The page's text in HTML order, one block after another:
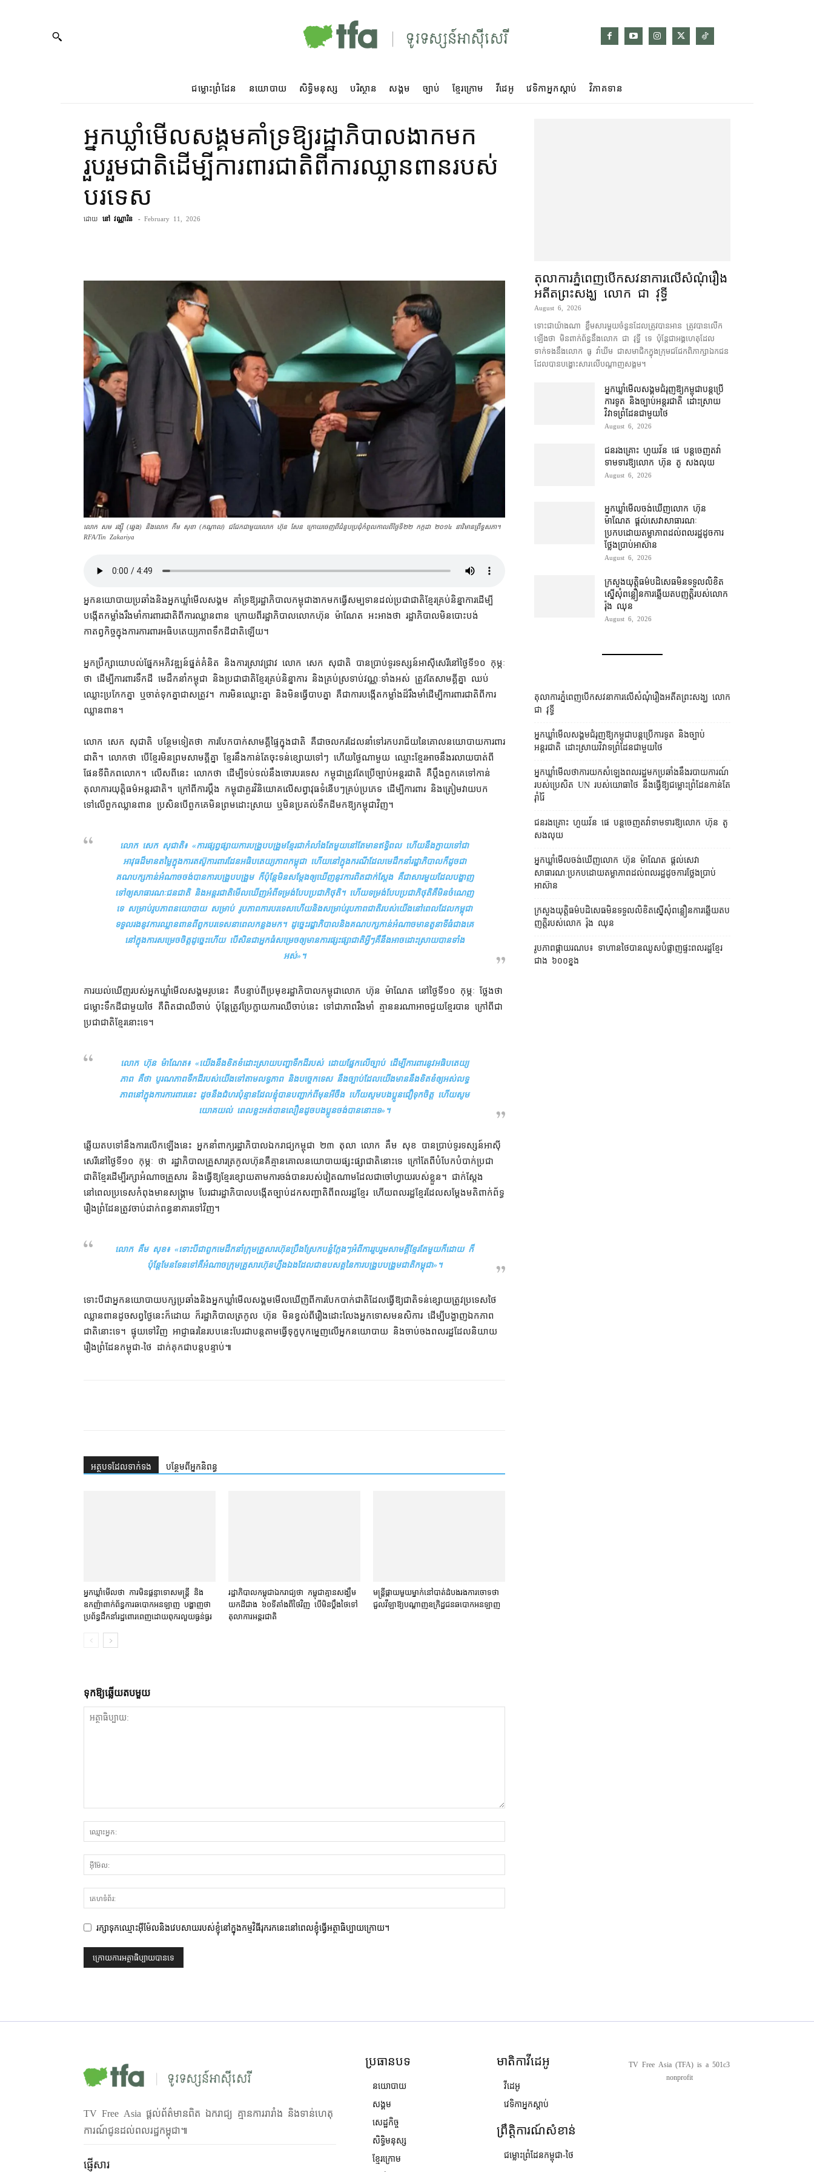
ជម្លោះព្រំដែន នយោបាយ សិទ្ធិមនុស្ស បរិស្ថាន សង្គម ច្បាប់ ខ្មែរក្រោម វីដេអូ វេទិកាអ្នកស្ដាប់ វិភាគទាន
អ្នកឃ្លាំមើល​សង្គម​គាំទ្រ​ឱ្យ​រដ្ឋាភិបាល​ងាក​មក​
រួបរួម​ជាតិ​ដើម្បី​ការពារ​ជាតិ​ពី​ការឈ្លានពាន​របស់​
បរទេស
ដោយ នៅ វណ្ណារិន - February 11, 2026
លោក សម រង្ស៊ី (ឆ្វេង) និង​លោក កឹម សុខា (កណ្ដាល) ជជែក​ជាមួយ​លោក ហ៊ុន សែន ក្រោយ​ចេញ​ពី​ជំនួប​ប្រជុំ​កំពូល​កាល​ពី​ថ្ងៃ​ទី​២២ កក្កដា ២០១៤ នា​វិមាន​ព្រឹទ្ធ​សភា។
RFA/Tin Zakariya
អ្នកនយោបាយ​ប្រឆាំង​និង​អ្នកឃ្លាំមើល​សង្គម គាំទ្រ​ឱ្យ​រដ្ឋាភិបាល​កម្ពុជា​ងាក​មក​ធ្វើ​សម្បទាន​ដល់​ប្រជាជាតិ​ខ្មែរ​គ្រប់​និន្នាការ​ដើម្បី​
បង្កើត​កម្លាំង​រឹងមាំ​ការពារ​ជាតិ​ពី​ការឈ្លានពាន ក្រោយ​ពី​រដ្ឋាភិបាល​លោក​ហ៊ុន ម៉ាណែត អះអាងថា រដ្ឋាភិបាល​មិន​បោះបង់​
កាតព្វកិច្ច​ក្នុង​ការ​ការពារ​អធិបតេយ្យភាព​ទឹកដី​ជាតិ​ឡើយ។
អ្នក​ប្រឹក្សា​យោបល់​ផ្នែក​អភិវឌ្ឍន៍​ផ្នត់គំនិត និង​ការស្រាវជ្រាវ លោក សេក សុជាតិ បាន​ប្រាប់​ទូរទស្សន៍​អាស៊ីសេរី​នៅ​ថ្ងៃទី​១០ កុម្ភៈ
ថា ដើម្បី​ការពារ​ទឹកដី មេដឹកនាំ​កម្ពុជា និង​ប្រជា​ជាតិខ្មែរ​គ្រប់​និន្នាការ និង​គ្រប់​ស្រទាប់​វណ្ណៈ​ទាំងអស់ ត្រូវតែ​សាមគ្គី​គ្នា ឈប់​
ឈ្លោះប្រកែក​គ្នា ឬ​ចាត់ទុក​គ្នា​ជា​សត្រូវ។ ការ​មិន​ឈ្លោះ​គ្នា និង​មិន​ធ្វើបាប​គ្នា គឺជា​ការបង្កើត​កម្លាំង​ដ៏​រឹងមាំ​ដើម្បី​ការពារ​ជាតិ​ពី​ការ
ឈ្លានពាន។
លោក សេក សុជាតិ បន្ថែម​ទៀត​ថា ការ​បែកបាក់​សាមគ្គី​ផ្ទៃក្នុង​ជាតិ គឺជា​ចលករ​ដែល​នាំទៅរក​បរាជ័យ​នៃ​គោលនយោបាយ​ការពារ​
ជាតិ។ លោក​ថា បើ​ខ្មែរ​មិន​ព្រម​សាមគ្គី​គ្នា ខ្មែរ​នឹង​កាន់តែ​ចុះ​ទន់ខ្សោយ​ទៅៗ ហើយ​ថ្ងៃ​ណាមួយ ឈ្មោះ​ខ្មែរ​អាច​នឹង​រលាយ​បាត់​ពី​
ផែនទី​ពិភពលោក​។ លើស​ពី​នេះ លោក​ថា ដើម្បី​ទប់ទល់​នឹង​ចោរ​បរទេស កម្ពុជា​ត្រូវតែ​ប្រើ​ច្បាប់​អន្តរជាតិ គឺ​ប្តឹង​ពួកគេ​ទៅកាន់​
តុលាការ​យុត្តិធម៌​អន្តរជាតិ​។ ក្រៅពី​ការ​ប្តឹង កម្ពុជា​គួរ​វិនិយោគ​លើ​សព្វាវុធ​ទំនើបៗ​គ្រប់​ប្រភេទ ដើម្បី​ការពារ និង​ត្រៀម​វាយបក​
ទៅលើ​ពួក​ឈ្លានពាន ប្រសិនបើ​ពួកគេ​មិន​ព្រម​ដោះស្រាយ ឬ​មិន​ប្រគល់​ទឹកដី​មក​ឱ្យ​កម្ពុជា​វិញ។
លោក សេក សុជាតិ៖ «ការ​ផ្សព្វផ្សាយ​ការ​បង្រួបបង្រួម​ខ្មែរ​ជា​កំលាំង​តែមួយ​នៅតែ​មាន​ឥទ្ធិពល ហើយនឹង​ក្លាយ​ទៅជា​
អាវុធ​ដ៏​មានតម្លៃ​ក្នុង​ការ​តស៊ូ​ការពារ​ដែន​អធិបតេយ្យភាព​កម្ពុជា ហើយ​នៅក្នុង​ករណី​​ដែល​មេដឹកនាំ​រដ្ឋាភិបាល​ក៏ដូចជា​
គណបក្សកាន់អំណាច​ចង់​បាន​ការ​បង្រួបបង្រួម ក៏ប៉ុន្តែ​មិន​សម្ដែង​ឲ្យ​ឃើញ​នូវ​ការ​ពិត​ជាក់ស្តែង គឺជា​សារ​មួយ​ដែល​បង្ហាញ​
ទៅ​ឲ្យ​សាធារណៈ​ជនជាតិ និង​អន្តរជាតិ​មើលឃើញ​អំពី​ទម្រង់​បែប​ប្រជាភិថុតិ។ ហើយ​ទម្រង់​បែប​ប្រជាភិថុតិ​គឺ​មិន​ចំណេញ​
ទេ សម្រាប់​រូបភាព​នយោបាយ សម្រាប់ រូបភាព​ការបរទេស​ហើយ​និង​សម្រាប់​រូបភាព​ជាតិ​របស់​យើង​នៅ​ពេល​ដែល​កម្ពុជា​
ទទួល​រង​នូវ​ការ​ឈ្លានពាន​ពី​ពួក​បរទេស​នា​ពេល​កន្លង​មក។ ដូច្នេះ​រដ្ឋាភិបាល​និង​គណបក្សកាន់អំណាច​មា​ន​តួនាទី​ធំ​ជាងគេ​
នៅក្នុង​ការសម្រេចចិត្ត​ដូច្នេះហើយ បើសិនជា​អ្នកធំ​សម្រេច​ឲ្យ​មានការ​ផ្សះផ្សា​ជាតិ​អ្វីៗ​គឺ​នឹង​អាច​ដោះស្រាយ​បាន​ទាំង
អស់»។
ការយល់ឃើញ​របស់​អ្នកឃ្លាំមើល​សង្គម​រូប​នេះ គឺ​បន្ទាប់ពី​ប្រមុខ​រដ្ឋាភិបាល​កម្ពុជា​លោក ហ៊ុន ម៉ាណែត នៅ​ថ្ងៃទី​១០ កុម្ភៈ ថ្លែង​ថា
ជម្លោះទឹកដី​ជាមួយ​ថៃ គឺ​ពិតជា​ឈឺចាប់ ប៉ុន្តែ​ត្រូវ​ប្រែក្លាយ​ការឈឺចាប់​នេះ ទៅជា​ភាពរឹងមាំ គ្មាន​នរណា​អាច​ជួយ​ខ្មែរ​បាន ក្រៅពី​ជា​
ប្រជាជាតិ​ខ្មែរ​នោះ​ទេ។
លោក ហ៊ុន ម៉ាណែត៖ «យើង​នឹង​ខិតខំ​ដោះស្រាយ​បញ្ហា​ទឹកដី​របស់ ដោយ​ផ្នែក​លើ​ច្បាប់ ដើម្បី​ការពារ​នូវ​អធិបតេយ្យ
ភាព គឺថា បូរណភាព​ទឹកដី​របស់​យើង​ទៅតាម​លទ្ធភាព និង​បច្ចេកទេស នឹង​ច្បាប់​ដែល​យើង​មាន​នឹង​ខិតខំ​ឲ្យ​អស់​លទ្ធ
ភាព​នៅក្នុង​ការ​ការពារ​នេះ ដូច​នឹង​ជំហរ​ប៉ុន្មាន​ដែល​ខ្ញុំ​បាន​បញ្ជាក់​ពីមុន​អីចឹង ហើយ​សូម​បងប្អូន​ជឿ​ទុក​ចិត្ត ហើយ​សូម​
យោគយល់ ពេលខ្លះ​អត់​បាន​លឿន​ដូច​បងប្អូន​ចង់បាន​នោះ​ទេ»។
ឆ្លើយតប​ទៅ​នឹង​ការ​លើកឡើង​នេះ អ្នកនាំពាក្យ​រដ្ឋាភិបាល​ឯករាជ្យ​កម្ពុជា ២៣ តុលា លោក គឹម សុខ បាន​ប្រាប់​ទូរទស្សន៍​អាស៊ី
សេរី​នៅ​ថ្ងៃទី​១០ កុម្ភៈ ថា រដ្ឋាភិបាល​គ្រួសារ​ត្រកូល​ហ៊ុន​គឺ​គ្មាន​គោលនយោបាយ​ផ្សះផ្សា​ជាតិ​នោះ​ទេ ក្រៅតែ​ពី​បំបែកបំបាក់​ប្រជា
ជាតិ​ខ្មែរ​ដើម្បី​រក្សា​អំណាច​គ្រួសារ និង​ធ្វើ​ឱ្យ​ខ្មែរ​ខ្សោយ​តាម​ការ​ចង់​បាន​របស់​វៀតណាម​ដែល​​​​ជា​ចៅហ្វាយ​របស់​ខ្លួន​។ ជាក់ស្តែង​
នៅពេល​ប្រទេស​កំពុង​មាន​សង្គ្រាម បែរជា​រដ្ឋាភិបាល​បង្កើត​ច្បាប់​ដក​សញ្ជាតិ​ពី​ពលរដ្ឋ​ខ្មែរ ហើយ​ពលរដ្ឋ​ខ្មែរ​ដែល​សម្ដែង​មតិ​ពាក់​ព័ទ្ធ​
រឿង​ព្រំដែន​ត្រូវ​ចាប់​ដាក់​ពន្ធនាគារ​ទៅវិញ។
លោក គឹម សុខ៖ «ទោះបីជា​ពួក​មេដឹកនាំ​ក្រុម​គ្រួសារ​ហ៊ុន​ប្រឹង​ស្រែក​បន្លំ​ក្តែងៗ​អំពី​ការ​រួបរួម​សាមគ្គី​ខ្មែរ​តែមួយ​ក៏ដោយ ក៏
ប៉ុន្តែ​មែនទែន​ទៅ​គឺ​អំណាច​ក្រុម​គ្រួសារ​ហ៊ុនហ្នឹង​ឯង​ដែល​ជា​ឧបសគ្គ​នៃ​ការ​បង្រួបបង្រួម​ជាតិ​កម្ពុជា»។
ទោះបីជា​អ្នកនយោបាយ​បក្ស​ប្រឆាំង​និង​អ្នកឃ្លាំមើល​សង្គម​មើលឃើញ​ពី​ការ​បែកបាក់​ជាតិ​ដែល​ធ្វើ​ឱ្យ​ជាតិ​ទន់ខ្សោយ​ត្រូវ​ប្រទេស​ថៃ​
ឈ្លានពាន​ដូច​សព្វថ្ងៃ​នេះ​ក៏ដោយ ក៏​រដ្ឋាភិបាល​ត្រកូល ហ៊ុន មិន​ខ្វល់​ពី​រឿង​ដោះលែង​អ្នកទោស​មនសិការ ដើម្បី​បង្ហាញ​ឯកភាព​
ជាតិ​នោះ​ទេ។ ផ្ទុយទៅវិញ អាជ្ញាធរ​នៃ​របប​នេះ​បែរ​ជា​បន្ត​តាម​ធ្វើទុក្ខបុកម្នេញ​លើ​អ្នកនយោបាយ និង​ចាប់ចង​ពលរដ្ឋ​ដែល​និយាយ​
រឿង​ព្រំដែន​កម្ពុជា​-​ថៃ ដាក់គុក​ជា​បន្តបន្ទាប់៕
អត្ថបទ​ដែល​ទាក់ទង បន្ថែម​ពី​អ្នកនិពន្ធ
អ្នកឃ្លាំមើល​ថា ការ​មិន​ផ្ដន្ទាទោស​មន្ត្រី និង​
ឧកញ៉ា​ពាក់ព័ន្ធ​ការ​ឆបោក​​អនឡាញ បង្ហាញ​ថា
ប្រព័ន្ធ​ដឹកនាំ​រដ្ឋ​ពោរពេញ​ដោយ​ពុករលួយ​ធ្ងន់ធ្ងរ
រដ្ឋាភិបាល​កម្ពុជា​ឯករាជ្យ​ថា កម្ពុជា​គ្មាន​សង្ឃឹម​
យក​ដី​ជាង ៦០​ទីតាំង​ពី​ថៃ​វិញ បើ​មិន​ប្ដឹង​ថៃ​ទៅ​
តុលាការ​អន្តរជាតិ
មន្ត្រី​​ផ្កាយ​មួយ​ម្នាក់​នៅ​បាត់ដំបង​រង​ការ​ចោទ​ថា
ជួល​វីឡា​ឱ្យ​បណ្ដាញ​ឧក្រិដ្ឋជន​ឆបោក​អនឡាញ
ទុក​ឱ្យ​ឆ្លើយ​តប​មួយ
រក្សាទុកឈ្មោះអ៊ីម៉ែលនិងវេបសាយរបស់ខ្ញុំនៅក្នុងកម្មវិធីរុករកនេះនៅពេលខ្ញុំធ្វើអត្ថាធិប្បាយក្រោយ។
តុលាការ​ភ្នំពេញ​​បើកសវនាការ​លើ​សំណុំរឿង​​
អតីត​ព្រះសង្ឃ លោក ជា វុទ្ធី
August 6, 2026
ទោះជា​យ៉ាងណា ខ្លឹមសារ​មួយចំនួន​ដែល​ត្រូវ​បាន​អាន ត្រូវ​បាន​លើក
ឡើង​ថា មិន​ពាក់ព័ន្ធ​នឹង​លោក ជា វុទ្ធី ទេ ប៉ុន្តែ​ជា​អង្គ​ហេតុ​ដែល​
ទាក់ទង​នឹង​លោក ធូ វ៉ាឃីម ជា​សមាជិក​ក្នុង​ក្រុម​ជជែក​ពិភាក្សា​ឯកជន
ដែល​បាន​បង្ហោះ​សា​រលើ​បណ្ដាញ​សង្គម។
អ្នកឃ្លាំមើល​សង្គម​ជំរុញ​ឱ្យ​កម្ពុជា​បន្ត​ប្រើ​
ការទូត និង​ច្បាប់​អន្តរជាតិ ដោះស្រាយ​
វិវាទ​ព្រំដែន​ជាមួយ​ថៃ
August 6, 2026
ជនរងគ្រោះ ហួយវ័ន ផេ បន្ត​ចេញ​តវ៉ា​
ទាមទារ​ឱ្យ​លោក ហ៊ុន តូ សង​លុយ
August 6, 2026
អ្នកឃ្លាំមើល​ចង់​ឃើញ​លោក ហ៊ុន
ម៉ាណែត ផ្ដល់​សេវា​សាធារណៈ​
ប្រកបដោយ​តម្លាភាព​ដល់​ពលរដ្ឋ​ដូច​ការ​
ថ្លែង​ប្រាប់​អាស៊ាន
August 6, 2026
ក្រសួងយុត្តិធម៌​បដិសេធ​មិន​ទទួល​លិខិត​
ស្នើសុំ​ពន្លឿន​ការ​ឆ្លើយតប​ញត្តិ​របស់​លោក
រ៉ុង ឈុន
August 6, 2026
តុលាការ​ភ្នំពេញ​​បើកសវនាការ​លើ​សំណុំរឿង​​អតីត​ព្រះសង្ឃ លោក
ជា វុទ្ធី
អ្នកឃ្លាំមើល​សង្គម​ជំរុញ​ឱ្យ​កម្ពុជា​បន្ត​ប្រើ​ការទូត និង​ច្បាប់​
អន្តរជាតិ ដោះស្រាយ​វិវាទ​ព្រំដែន​ជាមួយ​ថៃ
អ្នកឃ្លាំមើល​ថា​ការ​យក​សំឡេង​ពលរដ្ឋ​មក​ប្រឆាំង​នឹង​របាយការណ៍​
របស់​ប្រេសិត UN របស់​យោធា​ថៃ នឹង​ធ្វើ​ឱ្យ​ជម្លោះព្រំដែន​កាន់តែ​
រ៉ាំរ៉ៃ
ជនរងគ្រោះ ហួយវ័ន ផេ បន្ត​ចេញ​តវ៉ា​ទាមទារ​ឱ្យ​លោក ហ៊ុន តូ
សង​លុយ
អ្នកឃ្លាំមើល​ចង់​ឃើញ​លោក ហ៊ុន ម៉ាណែត ផ្ដល់​សេវា​
សាធារណៈ​ប្រកបដោយ​តម្លាភាព​ដល់​ពលរដ្ឋ​ដូច​ការ​ថ្លែង​ប្រាប់​
អាស៊ាន
ក្រសួងយុត្តិធម៌​បដិសេធ​មិន​ទទួល​លិខិត​ស្នើសុំ​ពន្លឿន​ការ​ឆ្លើយតប​
ញត្តិ​របស់​លោក រ៉ុង ឈុន
រូបភាពផ្កាយរណប៖ ទាហានថៃបានឈូសបំផ្លាញផ្ទះពលរដ្ឋខ្មែរ
ជាង ៦០០ខ្នង
TV Free Asia ផ្ដល់ព័ត៌មានពិត ឯករាជ្យ គ្មានការរារាំង និងទាន់ហេតុ
ការណ៍ជូនដល់ពលរដ្ឋកម្ពុជា៕
ផ្ញើសារ
ប្រធានបទ
នយោបាយ
សង្គម
សេដ្ឋកិច្ច
សិទ្ធិមនុស្ស
ខ្មែរក្រោម
មាតិកាវីដេអូ
វីដេអូ
វេទិកាអ្នកស្ដាប់
ព្រឹត្តិការណ៍សំខាន់
ជម្លោះព្រំដែនកម្ពុជា-ថៃ
TV Free Asia (TFA) is a 501c3
nonprofit